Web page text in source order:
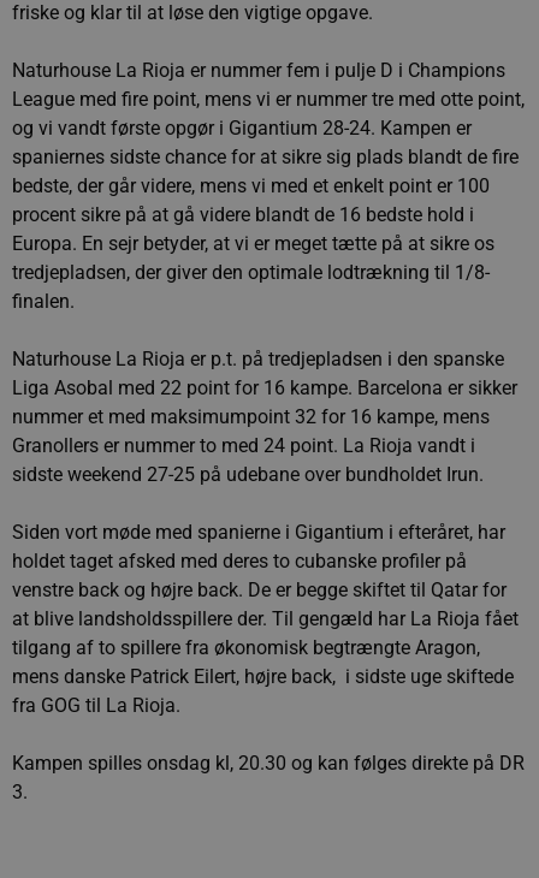
friske og klar til at løse den vigtige opgave.
Naturhouse La Rioja er nummer fem i pulje D i Champions
League med fire point, mens vi er nummer tre med otte point,
og vi vandt første opgør i Gigantium 28-24. Kampen er
spaniernes sidste chance for at sikre sig plads blandt de fire
bedste, der går videre, mens vi med et enkelt point er 100
procent sikre på at gå videre blandt de 16 bedste hold i
Europa. En sejr betyder, at vi er meget tætte på at sikre os
tredjepladsen, der giver den optimale lodtrækning til 1/8-
finalen.
Naturhouse La Rioja er p.t. på tredjepladsen i den spanske
Liga Asobal med 22 point for 16 kampe. Barcelona er sikker
nummer et med maksimumpoint 32 for 16 kampe, mens
Granollers er nummer to med 24 point. La Rioja vandt i
sidste weekend 27-25 på udebane over bundholdet Irun.
Siden vort møde med spanierne i Gigantium i efteråret, har
holdet taget afsked med deres to cubanske profiler på
venstre back og højre back. De er begge skiftet til Qatar for
at blive landsholdsspillere der. Til gengæld har La Rioja fået
tilgang af to spillere fra økonomisk begtrængte Aragon,
mens danske Patrick Eilert, højre back, i sidste uge skiftede
fra GOG til La Rioja.
Kampen spilles onsdag kl, 20.30 og kan følges direkte på DR
3.